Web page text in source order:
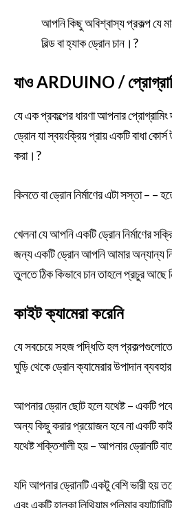
আপনি কিছু অবিশ্বাস্য প্রকল্প যে
বিল্ড বা হ্যাক ড্রোন চান।?
যাও ARDUINO /
যে এক প্রকল্পের ধারণা আপনার
ড্রোন যা স্বয়ংক্রিয় প্রায় একটি বাধা
করা।?
কিনতে বা ড্রোন নির্মাণের এটা সস্তা – –
খেলনা যে আপনি একটি ড্রোন নির্মাণের
জন্য একটি ড্রোন আপনি আমার অন্যান্য
তুলতে ঠিক কিভাবে চান তাহলে প্রচুর আছে
কাইট ক্যামেরা করেনি
যে সবচেয়ে সহজ পদ্ধিতি হল
ঘুড়ি থেকে ড্রোন ক্যামেরার উপাদান
আপনার ড্রোন ছোট হলে যথেষ্ট – একটি
অন্য কিছু করার প্রয়োজন হবে না একটি
যথেষ্ট শক্তিশালী হয় – আপনার ড্রোনটি
যদি আপনার ড্রোনটি একটু বেশি ভারী হয়
এবং একটি হালকা লিথিয়াম পলিমার